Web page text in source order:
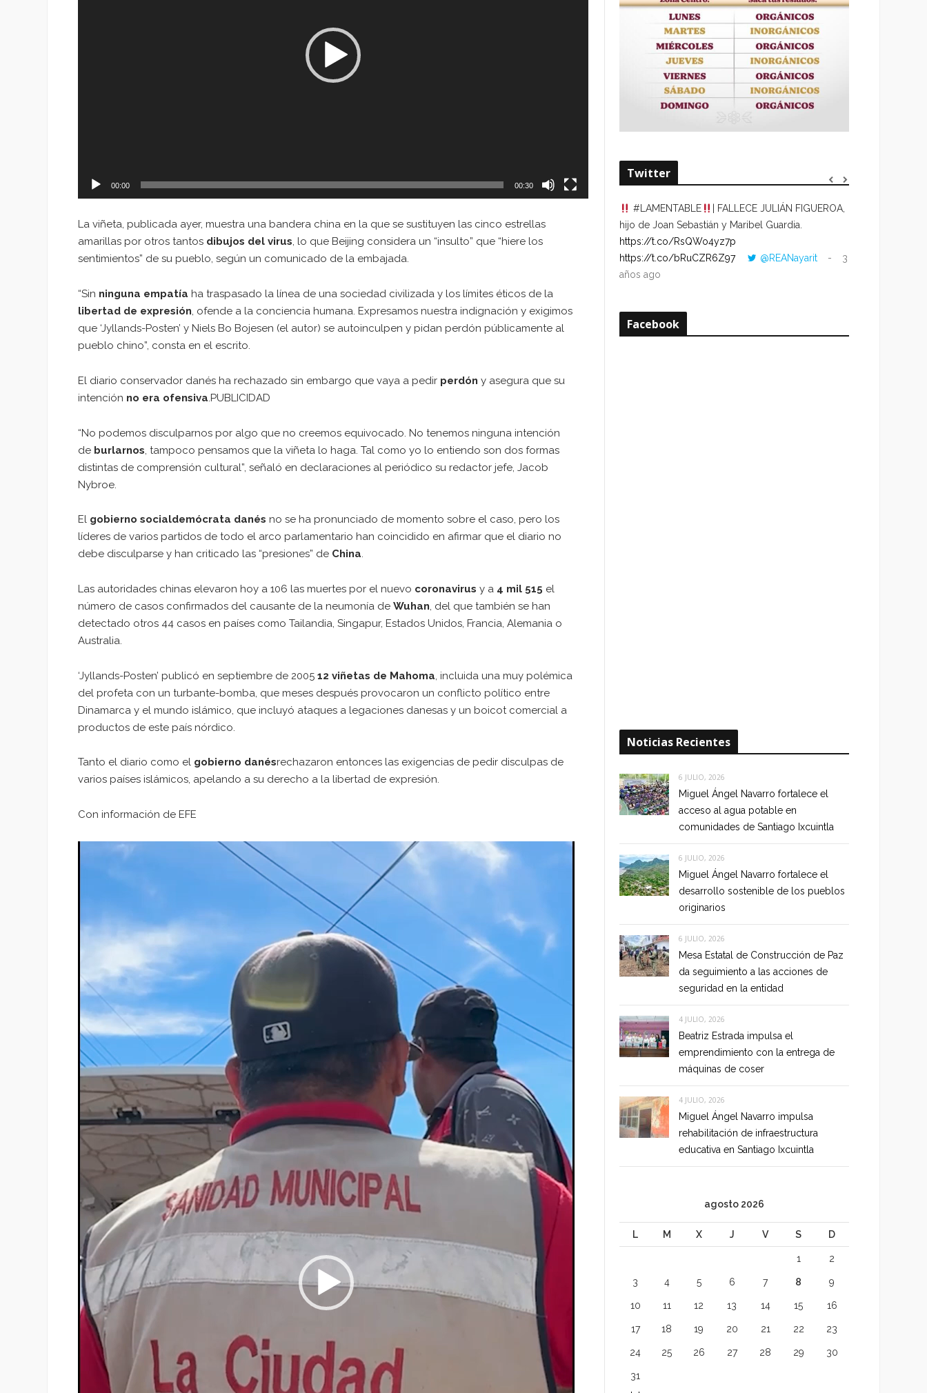
00:00 00:30
La viñeta, publicada ayer, muestra una bandera china en la que se sustituyen las cinco estrellas
amarillas por otros tantos dibujos del virus, lo que Beijing considera un “insulto” que “hiere los
sentimientos” de su pueblo, según un comunicado de la embajada.
“Sin ninguna empatía ha traspasado la línea de una sociedad civilizada y los límites éticos de la
libertad de expresión, ofende a la conciencia humana. Expresamos nuestra indignación y exigimos
que ‘Jyllands-Posten’ y Niels Bo Bojesen (el autor) se autoinculpen y pidan perdón públicamente al
pueblo chino”, consta en el escrito.
El diario conservador danés ha rechazado sin embargo que vaya a pedir perdón y asegura que su
intención no era ofensiva.PUBLICIDAD
“No podemos disculparnos por algo que no creemos equivocado. No tenemos ninguna intención
de burlarnos , tampoco pensamos que la viñeta lo haga. Tal como yo lo entiendo son dos formas
distintas de comprensión cultural”, señaló en declaraciones al periódico su redactor jefe, Jacob
Nybroe.
El gobierno socialdemócrata danés no se ha pronunciado de momento sobre el caso, pero los
líderes de varios partidos de todo el arco parlamentario han coincidido en afirmar que el diario no
debe disculparse y han criticado las “presiones” de China.
Las autoridades chinas elevaron hoy a 106 las muertes por el nuevo coronavirus y a 4 mil 515 el
número de casos confirmados del causante de la neumonía de Wuhan, del que también se han
detectado otros 44 casos en países como Tailandia, Singapur, Estados Unidos, Francia, Alemania o
Australia.
‘Jyllands-Posten’ publicó en septiembre de 2005 12 viñetas de Mahoma, incluida una muy polémica
del profeta con un turbante-bomba, que meses después provocaron un conflicto político entre
Dinamarca y el mundo islámico, que incluyó ataques a legaciones danesas y un boicot comercial a
productos de este país nórdico.
Tanto el diario como el gobierno danésrechazaron entonces las exigencias de pedir disculpas de
varios países islámicos, apelando a su derecho a la libertad de expresión.
Con información de EFE
Reproductor
Twitter
#LAMENTABLE
| FALLECE JULIÁN FIGUEROA,
hijo de Joan Sebastián y Maribel Guardia.
https://t.co/RsQWo4yz7p
https://t.co/bRuCZR6Z97
@REANayarit
3
años ago
Facebook
Noticias Recientes
6 JULIO, 2026
Miguel Ángel Navarro fortalece el
acceso al agua potable en
comunidades de Santiago Ixcuintla
6 JULIO, 2026
Miguel Ángel Navarro fortalece el
desarrollo sostenible de los pueblos
originarios
6 JULIO, 2026
Mesa Estatal de Construcción de Paz
da seguimiento a las acciones de
seguridad en la entidad
4 JULIO, 2026
Beatriz Estrada impulsa el
emprendimiento con la entrega de
máquinas de coser
4 JULIO, 2026
Miguel Ángel Navarro impulsa
rehabilitación de infraestructura
educativa en Santiago Ixcuintla
agosto 2026
L M X J V S D
1 2
3 4 5 6 7 8 9
10 11 12 13 14 15 16
17 18 19 20 21 22 23
24 25 26 27 28 29 30
31